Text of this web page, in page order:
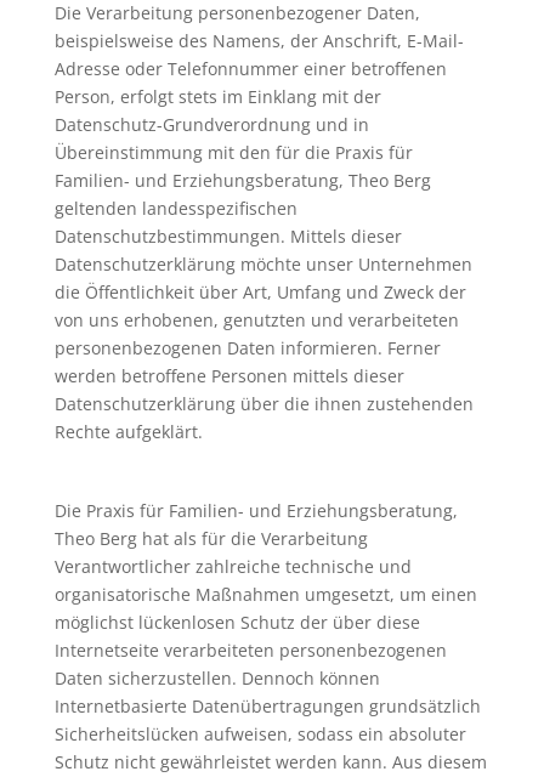
Die Verarbeitung personenbezogener Daten,
beispielsweise des Namens, der Anschrift, E-Mail-
Adresse oder Telefonnummer einer betroffenen
Person, erfolgt stets im Einklang mit der
Datenschutz-Grundverordnung und in
Übereinstimmung mit den für die Praxis für
Familien- und Erziehungsberatung, Theo Berg
geltenden landesspezifischen
Datenschutzbestimmungen. Mittels dieser
Datenschutzerklärung möchte unser Unternehmen
die Öffentlichkeit über Art, Umfang und Zweck der
von uns erhobenen, genutzten und verarbeiteten
personenbezogenen Daten informieren. Ferner
werden betroffene Personen mittels dieser
Datenschutzerklärung über die ihnen zustehenden
Rechte aufgeklärt.
Die Praxis für Familien- und Erziehungsberatung,
Theo Berg hat als für die Verarbeitung
Verantwortlicher zahlreiche technische und
organisatorische Maßnahmen umgesetzt, um einen
möglichst lückenlosen Schutz der über diese
Internetseite verarbeiteten personenbezogenen
Daten sicherzustellen. Dennoch können
Internetbasierte Datenübertragungen grundsätzlich
Sicherheitslücken aufweisen, sodass ein absoluter
Schutz nicht gewährleistet werden kann. Aus diesem